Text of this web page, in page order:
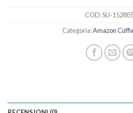
COD:SU-
Categoria:Amazon